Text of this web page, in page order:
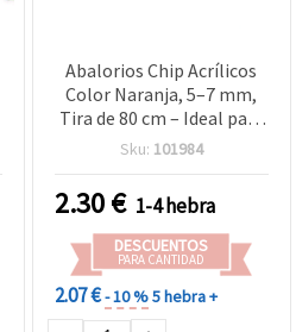
Abalorios Chip Acrílicos
Color Naranja, 5–7 mm,
Tira de 80 cm – Ideal para
Bisutería y Manualidades
Sku: 101984
2.30€ 1-4 hebra
DESCUENTOS
PARA CANTIDAD
2.07 €- 10 %5 hebra +